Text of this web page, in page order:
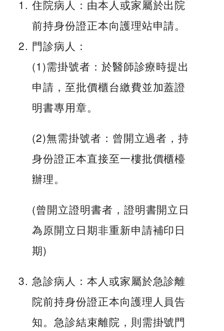
住院病人：由本人或家屬於出院
前持身份證正本向護理站申請。
門診病人：
(1)需掛號者：於醫師診療時提出
申請，至批價櫃台繳費並加蓋證
明書專用章。
(2)無需掛號者：曾開立過者，持
身份證正本直接至一樓批價櫃檯
辦理。
(曾開立證明書者，證明書開立日
為原開立日期非重新申請補印日
期)
急診病人：本人或家屬於急診離
院前持身份證正本向護理人員告
知。急診結束離院，則需掛號門